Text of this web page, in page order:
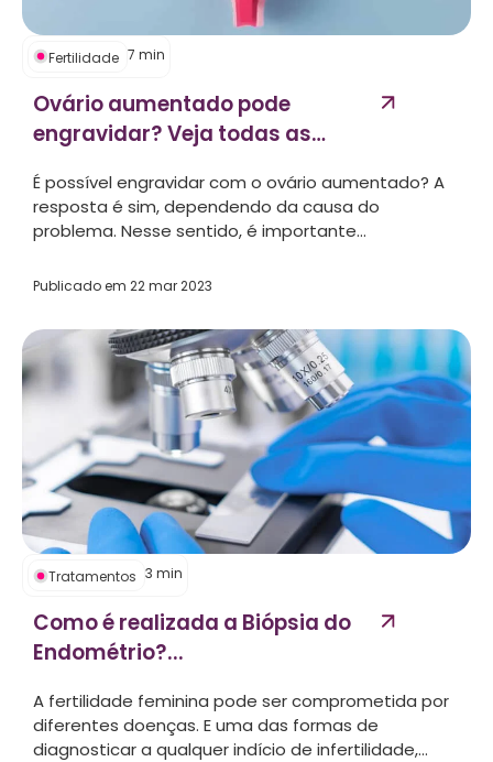
Fertilidade 7 min
Ovário aumentado pode
engravidar? Veja todas as
É possível engravidar com o ovário aumentado? A
resposta é sim, dependendo da causa do
problema. Nesse sentido, é importante...
Publicado em 22 mar 2023
Tratamentos 3 min
Como é realizada a Biópsia do
Endométrio?...
A fertilidade feminina pode ser comprometida por
diferentes doenças. E uma das formas de
diagnosticar a qualquer indício de infertilidade,...